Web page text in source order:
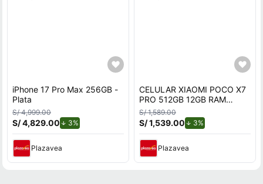
iPhone 17 Pro Max 256GB -
Plata
S/ 4,999.00
S/ 4,829.00 3%
Plazavea
CELULAR XIAOMI POCO X7
PRO 512GB 12GB RAM
NEGRO
S/ 1,589.00
S/ 1,539.00 3%de descuento.
Plazavea